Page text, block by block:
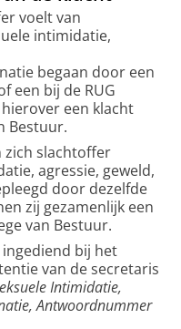
voelt van
intimidatie,
begaan door een
een bij de RUG
een klacht
Bestuur.
zich slachtoffer
agressie, geweld,
door dezelfde
zij gezamenlijk een
van Bestuur.
bij het
van de secretaris
Intimidatie,
Antwoordnummer